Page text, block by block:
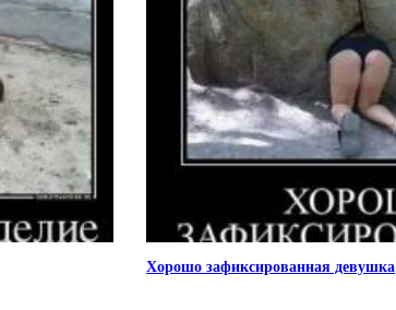
Хорошо зафиксированная девушка